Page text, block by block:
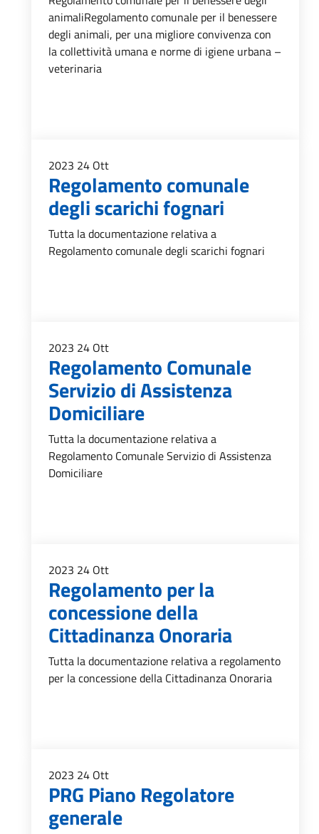
animaliRegolamento comunale per il benessere
degli animali, per una migliore convivenza con
la collettività umana e norme di igiene urbana –
veterinaria
2023 24 Ott
Regolamento comunale
degli scarichi fognari
Tutta la documentazione relativa a
Regolamento comunale degli scarichi fognari
2023 24 Ott
Regolamento Comunale
Servizio di Assistenza
Domiciliare
Tutta la documentazione relativa a
Regolamento Comunale Servizio di Assistenza
Domiciliare
2023 24 Ott
Regolamento per la
concessione della
Cittadinanza Onoraria
Tutta la documentazione relativa a regolamento
per la concessione della Cittadinanza Onoraria
2023 24 Ott
PRG Piano Regolatore
generale